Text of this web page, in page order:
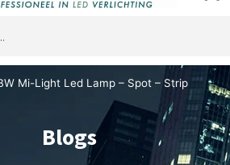
Mi-Light Led Lamp – Spot – Strip
Blogs